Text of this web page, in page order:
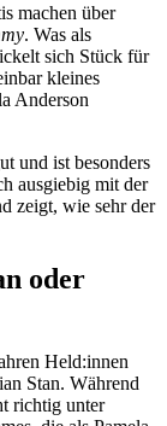
machen über
. Was als
sich Stück für
kleines
Anderson
und ist besonders
ausgiebig mit der
zeigt, wie sehr der
oder
Held:innen
Stan. Während
richtig unter